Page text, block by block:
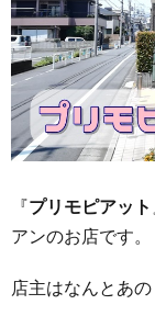
ラン
チメ
ニュ
ー
3.
プリ
モリ
トで
に食
もの
『プリモピアット
アンのお店です。
店主はなんとあの